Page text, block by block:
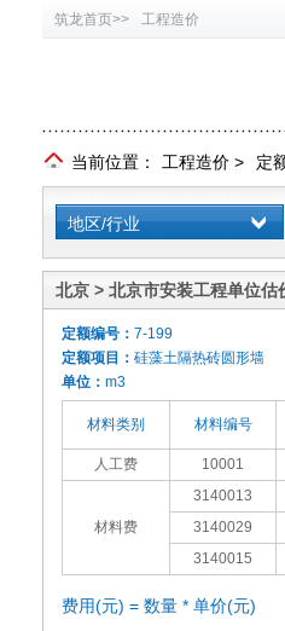
筑龙首页>> 工程造价
当前位置： 工程造价 > 定
地区/行业
北京 > 北京市安装工程单位估
定额编号： 7-199
定额项目： 硅藻土隔热砖圆形墙
单位： m3
材料类别 材料编号
人工费 10001
材料费
3140013
3140029
3140015
费用(元) = 数量 * 单价(元)